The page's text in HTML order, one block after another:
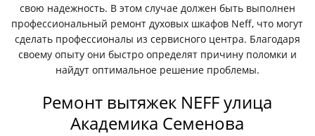
свою надежность. В этом случае должен быть выполнен
профессиональный ремонт духовых шкафов Neff, что могут
сделать профессионалы из сервисного центра. Благодаря
своему опыту они быстро определят причину поломки и
найдут оптимальное решение проблемы.
Ремонт вытяжек NEFF улица
Академика Семенова